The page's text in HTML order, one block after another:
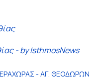
- by IsthmosNews
- ΑΓ. ΘΕΟΔΩΡΩΝ